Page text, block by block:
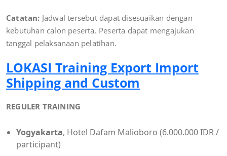
Catatan: Jadwal tersebut dapat disesuaikan dengan
kebutuhan calon peserta. Peserta dapat mengajukan
tanggal pelaksanaan pelatihan.
LOKASI Training Export Import
Shipping and Custom
REGULER TRAINING
Yogyakarta, Hotel Dafam Malioboro (6.000.000 IDR /
participant)